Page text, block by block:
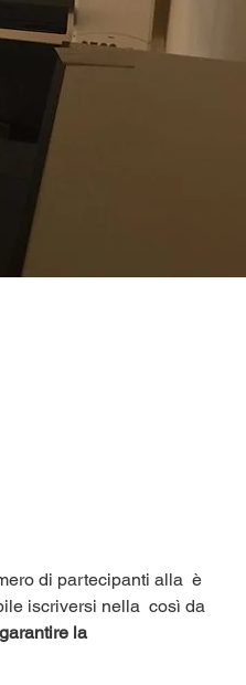
di partecipanti alla è
iscriversi nella così da
garantire la